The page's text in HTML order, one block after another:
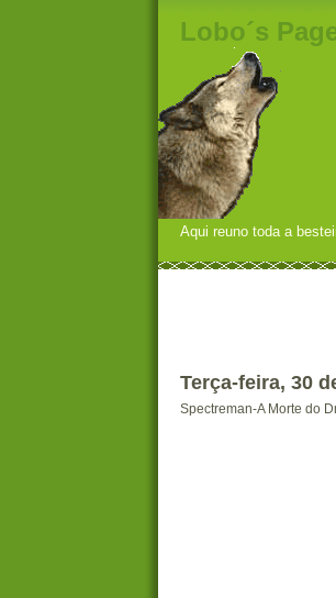
Lobo´s
Aqui reuno toda a
Terça-feira, 30
Spectreman-A Morte do